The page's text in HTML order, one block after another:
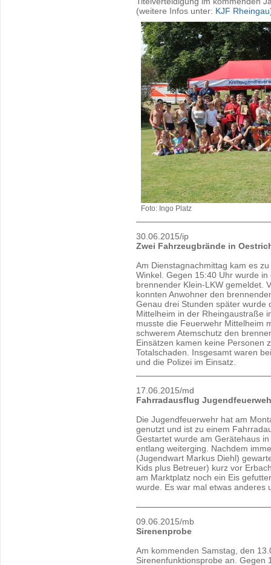
(weitere Infos unter: KJF Rheingau
Foto: Ingo Platz
30.06.2015/ip
Zwei Fahrzeugbrände in
Am Dienstagnachmittag kam es
Winkel. Gegen 15:40 Uhr wurde
brennender Klein-LKW gemeldet.
konnten Anwohner den
Genau drei Stunden später wurde
Mittelheim in der Rheingaustraße
musste die Feuerwehr Mittelheim
schwerem Atemschutz den
Einsätzen kamen keine Personen
Totalschaden. Insgesamt waren
und die Polizei im Einsatz.
17.06.2015/md
Fahrradausflug
Die Jugendfeuerwehr hat am
genutzt und ist zu einem
Gestartet wurde am Gerätehaus
entlang weiterging. Nachdem
(Jugendwart Markus Diehl)
Kids plus Betreuer) kurz vor
am Marktplatz noch ein Eis
wurde. Es war mal etwas anderes
09.06.2015/mb
Sirenenprobe
Am kommenden Samstag, den
Sirenenfunktionsprobe an. Gegen